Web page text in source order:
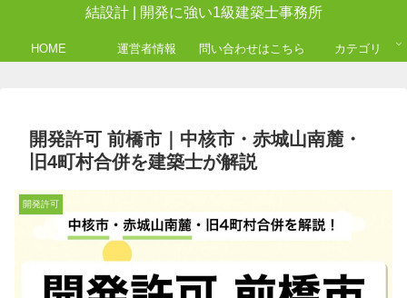
結設計 | 開発に強い1級建築士事務所
HOME 運営者情報 問い合わせはこちら カテゴリ
開発許可 前橋市｜中核市・赤城山南麓・
旧4町村合併を建築士が解説
開発許可